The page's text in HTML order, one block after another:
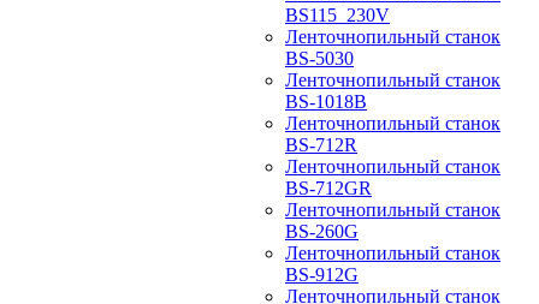
BS115_230V
Ленточнопильный станок
BS-5030
Ленточнопильный станок
BS-1018B
Ленточнопильный станок
BS-712R
Ленточнопильный станок
BS-712GR
Ленточнопильный станок
BS-260G
Ленточнопильный станок
BS-912G
Ленточнопильный станок